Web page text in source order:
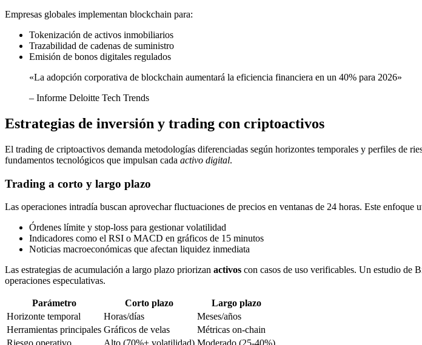
Empresas globales implementan blockchain para:
Tokenización de activos inmobiliarios
Trazabilidad de cadenas de suministro
Emisión de bonos digitales regulados
«La adopción corporativa de blockchain aumentará la eficiencia financiera en un 40% para 2026»
– Informe Deloitte Tech Trends
Estrategias de inversión y trading con criptoactivos
El trading de criptoactivos demanda metodologías diferenciadas según horizontes temporales y perfiles de
fundamentos tecnológicos que impulsan cada activo digital.
Trading a corto y largo plazo
Las operaciones intradía buscan aprovechar fluctuaciones de precios en ventanas de 24 horas. Este enfoque
Órdenes límite y stop-loss para gestionar volatilidad
Indicadores como el RSI o MACD en gráficos de 15 minutos
Noticias macroeconómicas que afectan liquidez inmediata
Las estrategias de acumulación a largo plazo priorizan activos con casos de uso verificables. Un estudio de
operaciones especulativas.
Parámetro Corto plazo
Largo plazo
Horizonte temporal
Horas/días
Meses/años
Herramientas principales Gráficos de velas
Métricas on-chain